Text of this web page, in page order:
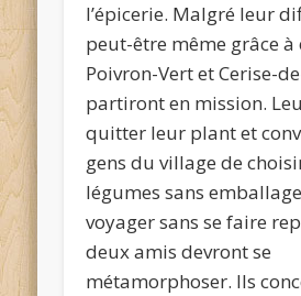
l’épicerie. Malgré leur
peut-être même grâce à
Poivron-Vert et Cerise-
partiront en mission.
quitter leur plant et
gens du village de
légumes sans
voyager sans se faire
deux amis devront se
métamorphoser. Ils